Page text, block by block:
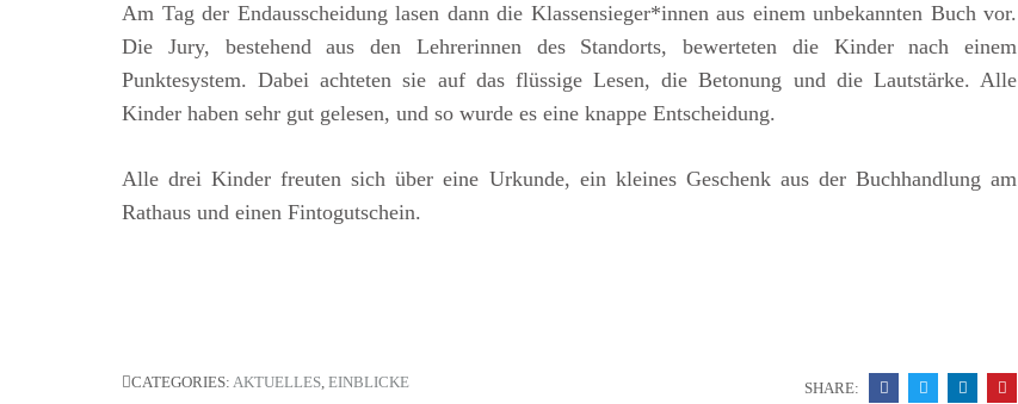
Am Tag der Endausscheidung lasen dann die Klassensieger*innen aus einem unbekannten Buch vor.
Die Jury, bestehend aus den Lehrerinnen des Standorts, bewerteten die Kinder nach einem
Punktesystem. Dabei achteten sie auf das flüssige Lesen, die Betonung und die Lautstärke. Alle
Kinder haben sehr gut gelesen, und so wurde es eine knappe Entscheidung.
Alle drei Kinder freuten sich über eine Urkunde, ein kleines Geschenk aus der Buchhandlung am
Rathaus und einen Fintogutschein.
CATEGORIES: AKTUELLES, EINBLICKE SHARE: